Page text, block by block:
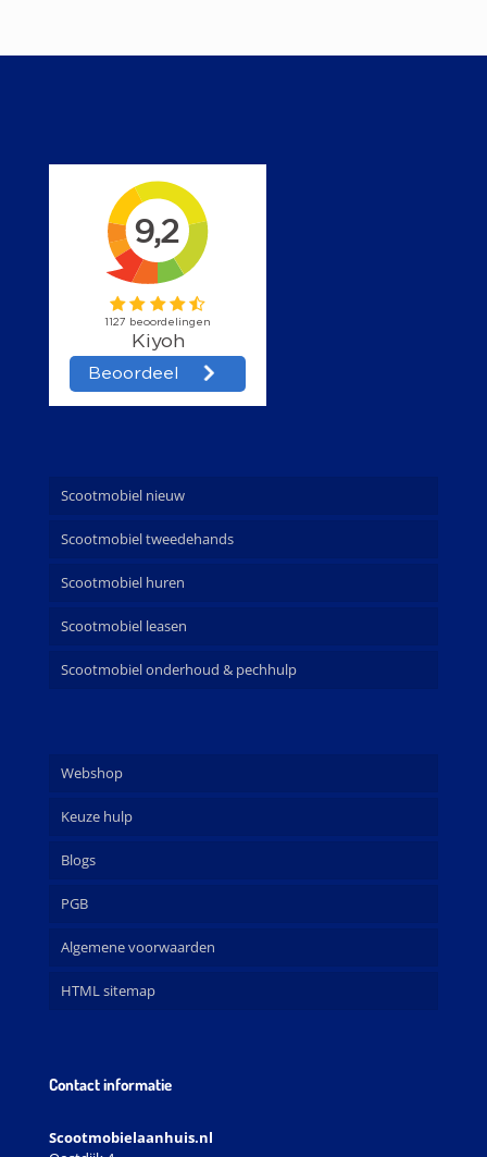
Scootmobiel nieuw
Scootmobiel tweedehands
Scootmobiel huren
Scootmobiel leasen
Scootmobiel onderhoud & pechhulp
Webshop
Keuze hulp
Blogs
PGB
Algemene voorwaarden
HTML sitemap
Contact informatie
Scootmobielaanhuis.nl